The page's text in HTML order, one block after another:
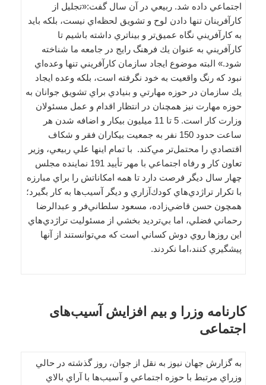
اجتماعي داده شد. ربيعي در آن سال گفت‌:«تجليل از
كارآفرينان تنها دادن لوح و تشويق لحظه‌اي نيست، بلكه بايد
به كارآفريني نگاه عميق‌تر و بيناتري داشته باشيم تا
كارآفريني به عنوان يك فرهنگ رايج در جامعه ما شناخته
شود.» البته موضوع ايجاد سازمان كارآفريني تنها وعده‌اي
نبود كه رنگ واقعيت به خود نگرفته است، بلكه وعده‌ ايجاد
يك سازمان در حوزه مهارتي و بنيادي براي تشويق جوانان به
حوزه مهارت نيز همچنان در انتظار اقدام و عمل مسئولان
وزارت كار است. 5 تا 11 ميليون بيكار و اضافه شدن هر
ساعت حدود 150 نفر به جمعيت بيكاران فقر و شكاف
اقتصادي را محتمل‌تر مي‌كند. با تمام اينها علي ربيعي، وزير
تعاون كار و رفاه اجتماعي با مهر تأييد 191 نماينده مجلس
چهار سال ديگر فرصت دارد تا همه امكاناتش را براي مبارزه
با تكرار تراژدي‌هاي كودك‌آزاري و ديگر آسيب‌ها به كار بگيرد؛
همچون حسن قاضي‌زاده، ‌مسعود سلطاني‌فر و عبد‌الرضا
رحماني فضلي، اما بي‌ترديد بخشي از مسئوليت تراژدي‌هاي
اين روزها روي دوش كساني است كه مي‌توانستند از آنها
پيشگيري كنند،اما نكردند.
کارنامه وزرا و بیم افزایش آسیب‌های
اجتماعی
به گزارش جهان نیوز به نقل از جوان، روز گذشته در حالي
وزراي مرتبط با حوزه اجتماعي و آسيب‌ها با آراي بالاي